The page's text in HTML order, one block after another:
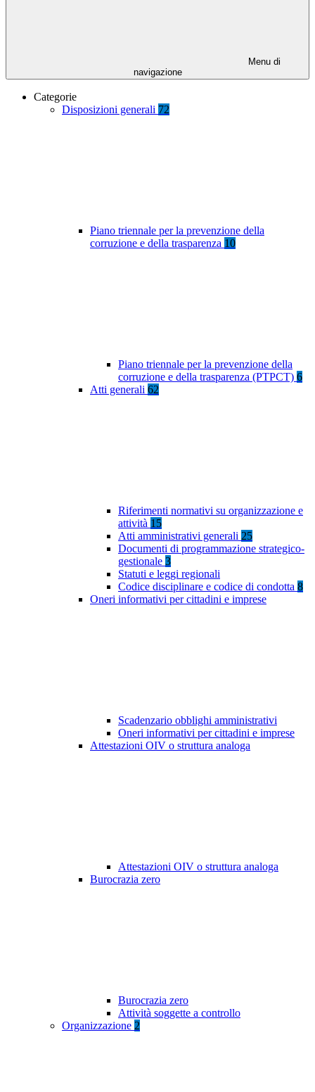
Menu di
navigazione
Categorie
Disposizioni generali 72
Piano triennale per la prevenzione della
corruzione e della trasparenza 10
Piano triennale per la prevenzione della
corruzione e della trasparenza (PTPCT) 6
Atti generali 62
Riferimenti normativi su organizzazione e
attività 15
Atti amministrativi generali 25
Documenti di programmazione strategico-
gestionale 3
Statuti e leggi regionali
Codice disciplinare e codice di condotta 8
Oneri informativi per cittadini e imprese
Scadenzario obblighi amministrativi
Oneri informativi per cittadini e imprese
Attestazioni OIV o struttura analoga
Attestazioni OIV o struttura analoga
Burocrazia zero
Burocrazia zero
Attività soggette a controllo
Organizzazione 2